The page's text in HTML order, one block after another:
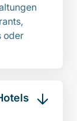
oder